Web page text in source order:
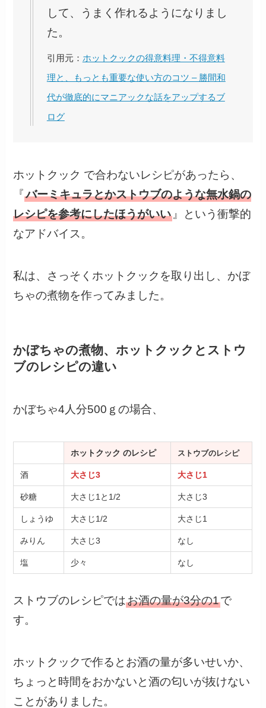
して、うまく作れるようになりまし
た。
引用元： ホットクックの得意料理・不得意料
理と、もっとも重要な使い方のコツ – 勝間和
代が徹底的にマニアックな話をアップするブ
ログ
ホットクック で合わないレシピがあったら、
『バーミキュラとかストウブのような無水鍋の
レシピを参考にしたほうがいい 』という衝撃的
なアドバイス。
私は、さっそくホットクックを取り出し、かぼ
ちゃの煮物を作ってみました。
かぼちゃの煮物、ホットクックとストウ
ブのレシピの違い
かぼちゃ4人分500ｇの場合、
ホットクック のレシピ ストウブのレシピ
酒 大さじ3 大さじ1
砂糖 大さじ1と1/2 大さじ3
しょうゆ 大さじ1/2 大さじ1
みりん 大さじ3 なし
塩 少々 なし
ストウブのレシピではお酒の量が3分の1で
す。
ホットクックで作るとお酒の量が多いせいか、
ちょっと時間をおかないと酒の匂いが抜けない
ことがありました。